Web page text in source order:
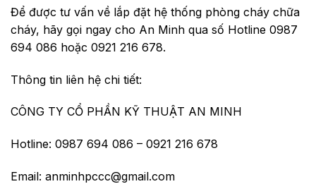
Để được tư vấn về lắp đặt hệ thống phòng cháy chữa
cháy, hãy gọi ngay cho An Minh qua số Hotline 0987
694 086 hoặc 0921 216 678.
Thông tin liên hệ chi tiết:
CÔNG TY CỔ PHẦN KỸ THUẬT AN MINH
Hotline: 0987 694 086 – 0921 216 678
Email: anminhpccc@gmail.com